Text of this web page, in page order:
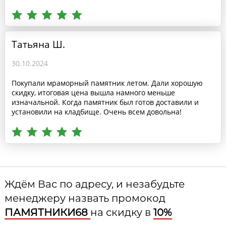
Татьяна Ш.
30.10.2024
Покупали мраморный памятник летом. Дали хорошую
скидку, итоговая цена вышла намного меньше
изначальной. Когда памятник был готов доставили и
установили на кладбище. Очень всем довольна!
Ждём Вас по адресу, и незабудьте
менеджеру назвать промокод
ПАМЯТНИКИ68 на скидку в 10%